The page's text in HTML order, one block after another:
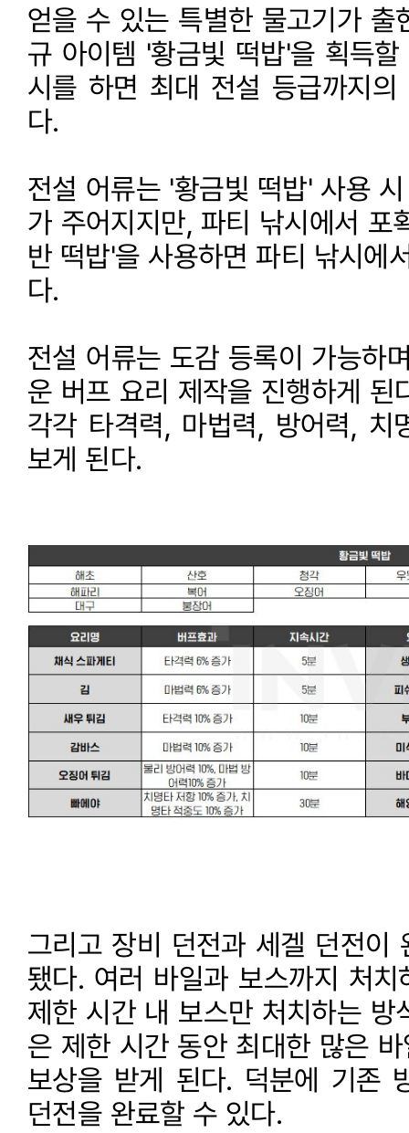
얻을 수 있는 특별한 물고기가 출
규 아이템 '황금빛 떡밥'을 획득
시를 하면 최대 전설 등급까지
다.
전설 어류는 '황금빛 떡밥' 사용
가 주어지지만, 파티 낚시에서 포
반 떡밥'을 사용하면 파티 낚시에
다.
전설 어류는 도감 등록이 가능하
운 버프 요리 제작을 진행하게
각각 타격력, 마법력, 방어력, 치
보게 된다.
그리고 장비 던전과 세겔 던전이
됐다. 여러 바일과 보스까지 처
제한 시간 내 보스만 처치하는 방
은 제한 시간 동안 최대한 많은
보상을 받게 된다. 덕분에 기존
던전을 완료할 수 있다.